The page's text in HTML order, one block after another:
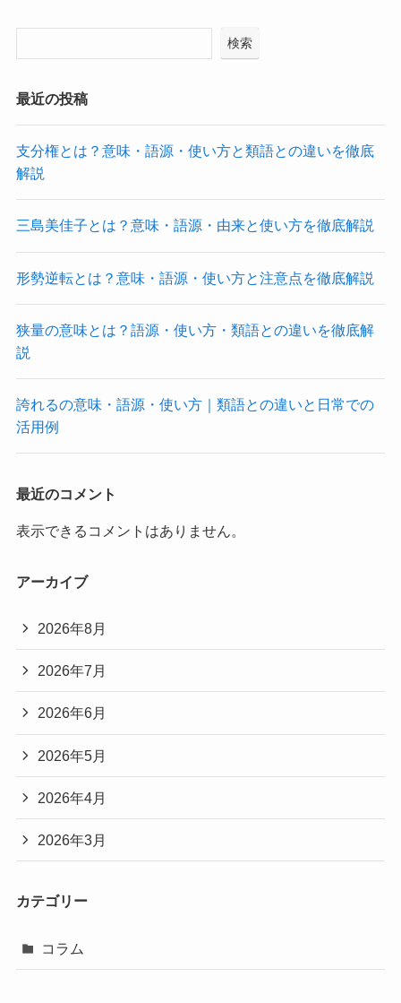
検索
最近の投稿
支分権とは？意味・語源・使い方と類語との違いを徹底
解説
三島美佳子とは？意味・語源・由来と使い方を徹底解説
形勢逆転とは？意味・語源・使い方と注意点を徹底解説
狭量の意味とは？語源・使い方・類語との違いを徹底解
説
誇れるの意味・語源・使い方｜類語との違いと日常での
活用例
最近のコメント
表示できるコメントはありません。
アーカイブ
2026年8月
2026年7月
2026年6月
2026年5月
2026年4月
2026年3月
カテゴリー
コラム